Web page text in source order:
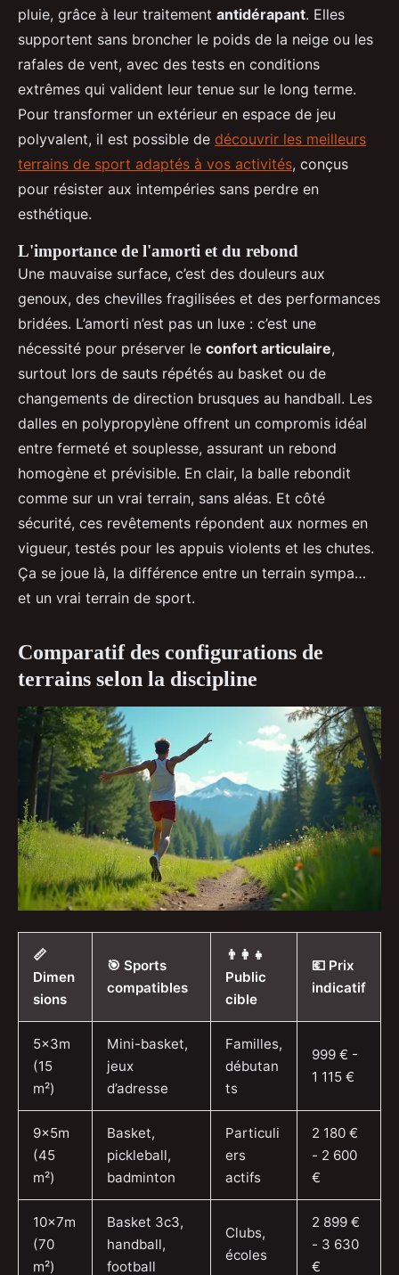
pluie, grâce à leur traitement antidérapant. Elles
supportent sans broncher le poids de la neige ou les
rafales de vent, avec des tests en conditions
extrêmes qui valident leur tenue sur le long terme.
Pour transformer un extérieur en espace de jeu
polyvalent, il est possible de découvrir les meilleurs
terrains de sport adaptés à vos activités, conçus
pour résister aux intempéries sans perdre en
esthétique.
L'importance de l'amorti et du rebond
Une mauvaise surface, c’est des douleurs aux
genoux, des chevilles fragilisées et des performances
bridées. L’amorti n’est pas un luxe : c’est une
nécessité pour préserver le confort articulaire,
surtout lors de sauts répétés au basket ou de
changements de direction brusques au handball. Les
dalles en polypropylène offrent un compromis idéal
entre fermeté et souplesse, assurant un rebond
homogène et prévisible. En clair, la balle rebondit
comme sur un vrai terrain, sans aléas. Et côté
sécurité, ces revêtements répondent aux normes en
vigueur, testés pour les appuis violents et les chutes.
Ça se joue là, la différence entre un terrain sympa…
et un vrai terrain de sport.
Comparatif des configurations de
terrains selon la discipline
📏
Dimen
sions
🎯 Sports
compatibles
👨‍👩‍👧
Public
cible
💶 Prix
indicatif
5x3m
(15
m²)
Mini-basket,
jeux
d’adresse
Familles,
débutan
ts
999 € -
1 115 €
9x5m
(45
m²)
Basket,
pickleball,
badminton
Particuli
ers
actifs
2 180 €
- 2 600
€
10x7m
(70
m²)
Basket 3c3,
handball,
football
Clubs,
écoles
2 899 €
- 3 630
€